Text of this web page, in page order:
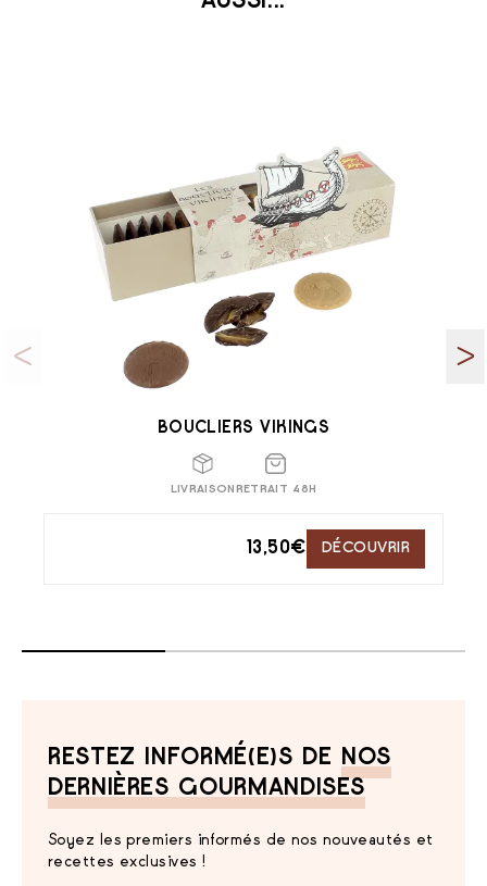
BOUCLIERS VIKINGS
LIVRAISON RETRAIT 48H
13,50€ DÉCOUVRIR
RESTEZ INFORMÉ(E)S DE
NOS
DERNIÈRES GOURMANDISES
Soyez les premiers informés de nos nouveautés et
recettes exclusives !